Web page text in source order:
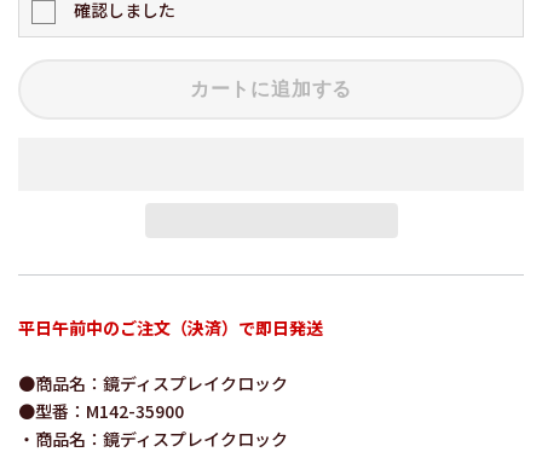
確認しました
カートに追加する
平日午前中のご注文（決済）で即日発送
●商品名：鏡ディスプレイクロック
●型番：M142-35900
・商品名：鏡ディスプレイクロック